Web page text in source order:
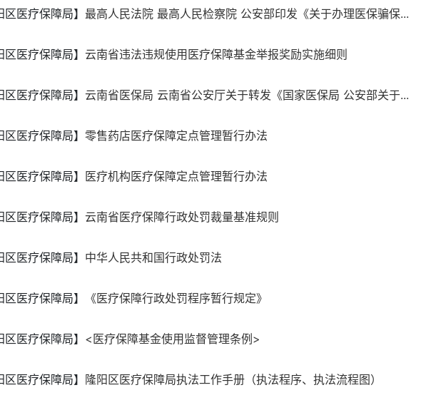
区医疗保障局】 最高人民法院 最高人民检察院 公安部印发《关于办理医保骗保...
区医疗保障局】 云南省违法违规使用医疗保障基金举报奖励实施细则
区医疗保障局】 云南省医保局 云南省公安厅关于转发《国家医保局 公安部关于...
区医疗保障局】 零售药店医疗保障定点管理暂行办法
区医疗保障局】 医疗机构医疗保障定点管理暂行办法
区医疗保障局】 云南省医疗保障行政处罚裁量基准规则
区医疗保障局】 中华人民共和国行政处罚法
区医疗保障局】 《医疗保障行政处罚程序暂行规定》
区医疗保障局】 <医疗保障基金使用监督管理条例>
区医疗保障局】 隆阳区医疗保障局执法工作手册（执法程序、执法流程图）